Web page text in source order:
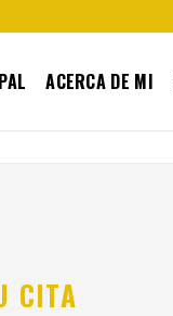
ACERCA DE MI
CITA